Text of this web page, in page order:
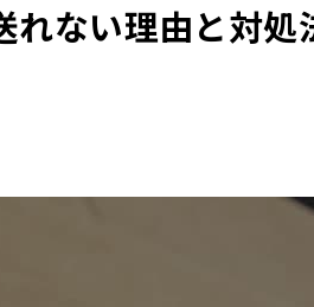
れない理由と対処